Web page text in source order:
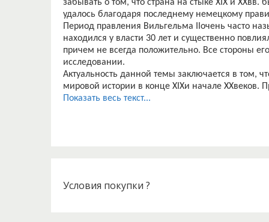
забывать о том, что страна на стыке XIX и
удалось благодаря последнему немецкому
Период правления Вильгельма IIочень часто
находился у власти 30 лет и существенно
причем не всегда положительно. Все стороны
исследовании.
Актуальность данной темы заключается в том,
мировой истории в конце XIXи начале XXвеков.
высоких успехов, что превзойти их получится
Исследованию политики Германии при
Российско-германские отношения заняли
Показать весь текст...
Условия покупки ?